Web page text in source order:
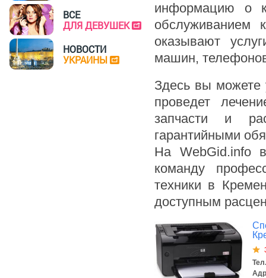
информацию о
обслуживанием
оказывают
машин,
Здесь вы можете
проведет
запчасти и
гарантийными
На WebGid.info
команду
техники в
доступным
ВСЕ
ДЛЯ ДЕВУШЕК
НОВОСТИ
УКРАИНЫ